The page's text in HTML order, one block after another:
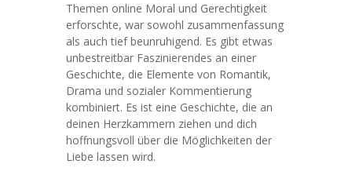
Themen online Moral und Gerechtigkeit
erforschte, war sowohl zusammenfassung
als auch tief beunruhigend. Es gibt etwas
unbestreitbar Faszinierendes an einer
Geschichte, die Elemente von Romantik,
Drama und sozialer Kommentierung
kombiniert. Es ist eine Geschichte, die an
deinen Herzkammern ziehen und dich
hoffnungsvoll über die Möglichkeiten der
Liebe lassen wird.